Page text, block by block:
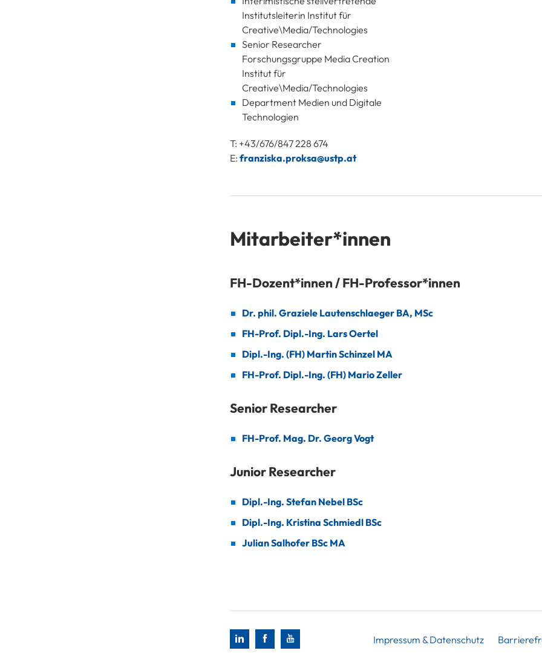
Institutsleiterin Institut für
Creative\Media/Technologies
Senior Researcher
Forschungsgruppe Media Creation
Institut für
Creative\Media/Technologies
Department Medien und Digitale
Technologien
T: +43/676/847 228 674
E: franziska.proksa@ustp.at
Mitarbeiter*innen
FH-Dozent*innen / FH-Professor*innen
Dr. phil. Graziele Lautenschlaeger BA, MSc
FH-Prof. Dipl.-Ing. Lars Oertel
Dipl.-Ing. (FH) Martin Schinzel MA
FH-Prof. Dipl.-Ing. (FH) Mario Zeller
Senior Researcher
FH-Prof. Mag. Dr. Georg Vogt
Junior Researcher
Dipl.-Ing. Stefan Nebel BSc
Dipl.-Ing. Kristina Schmiedl BSc
Julian Salhofer BSc MA
Impressum & Datenschutz